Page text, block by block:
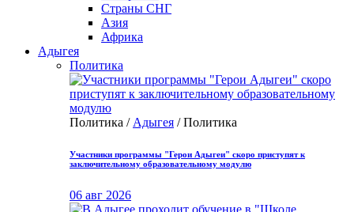
Страны СНГ
Азия
Африка
Адыгея
Политика
Политика / Адыгея / Политика
Участники программы "Герои Адыгеи" скоро приступят к
заключительному образовательному модулю
06 авг 2026